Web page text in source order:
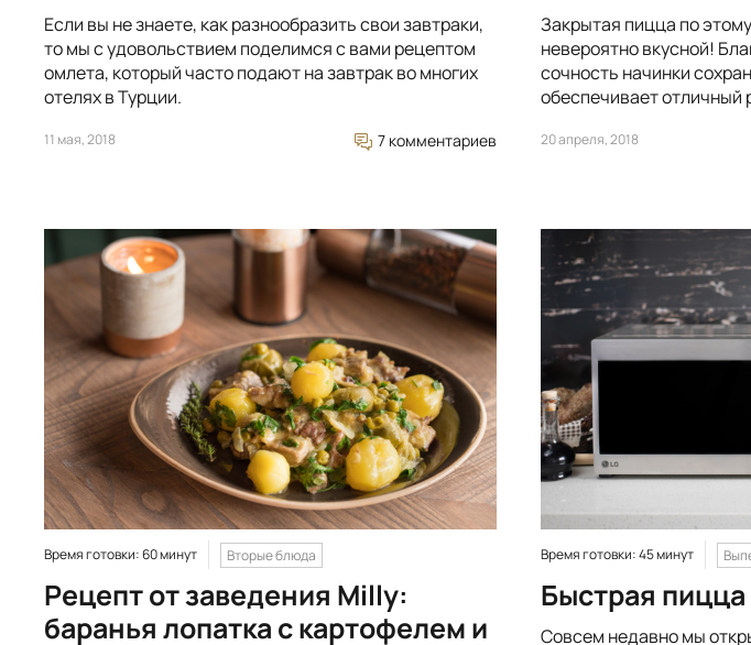
Если вы не знаете, как разнообразить свои завтраки,
то мы с удовольствием поделимся с вами рецептом
омлета, который часто подают на завтрак во многих
отелях в Турции.
11 мая, 2018 7 комментариев
Закрытая пицца по
невероятно вкусной!
сочность начинки
обеспечивает отличный
20 апреля, 2018
Время готовки: 60 минут Вторые блюда
Рецепт от заведения Milly:
баранья лопатка с картофелем и
Время готовки: 45 минут
Быстрая
Совсем недавно мы